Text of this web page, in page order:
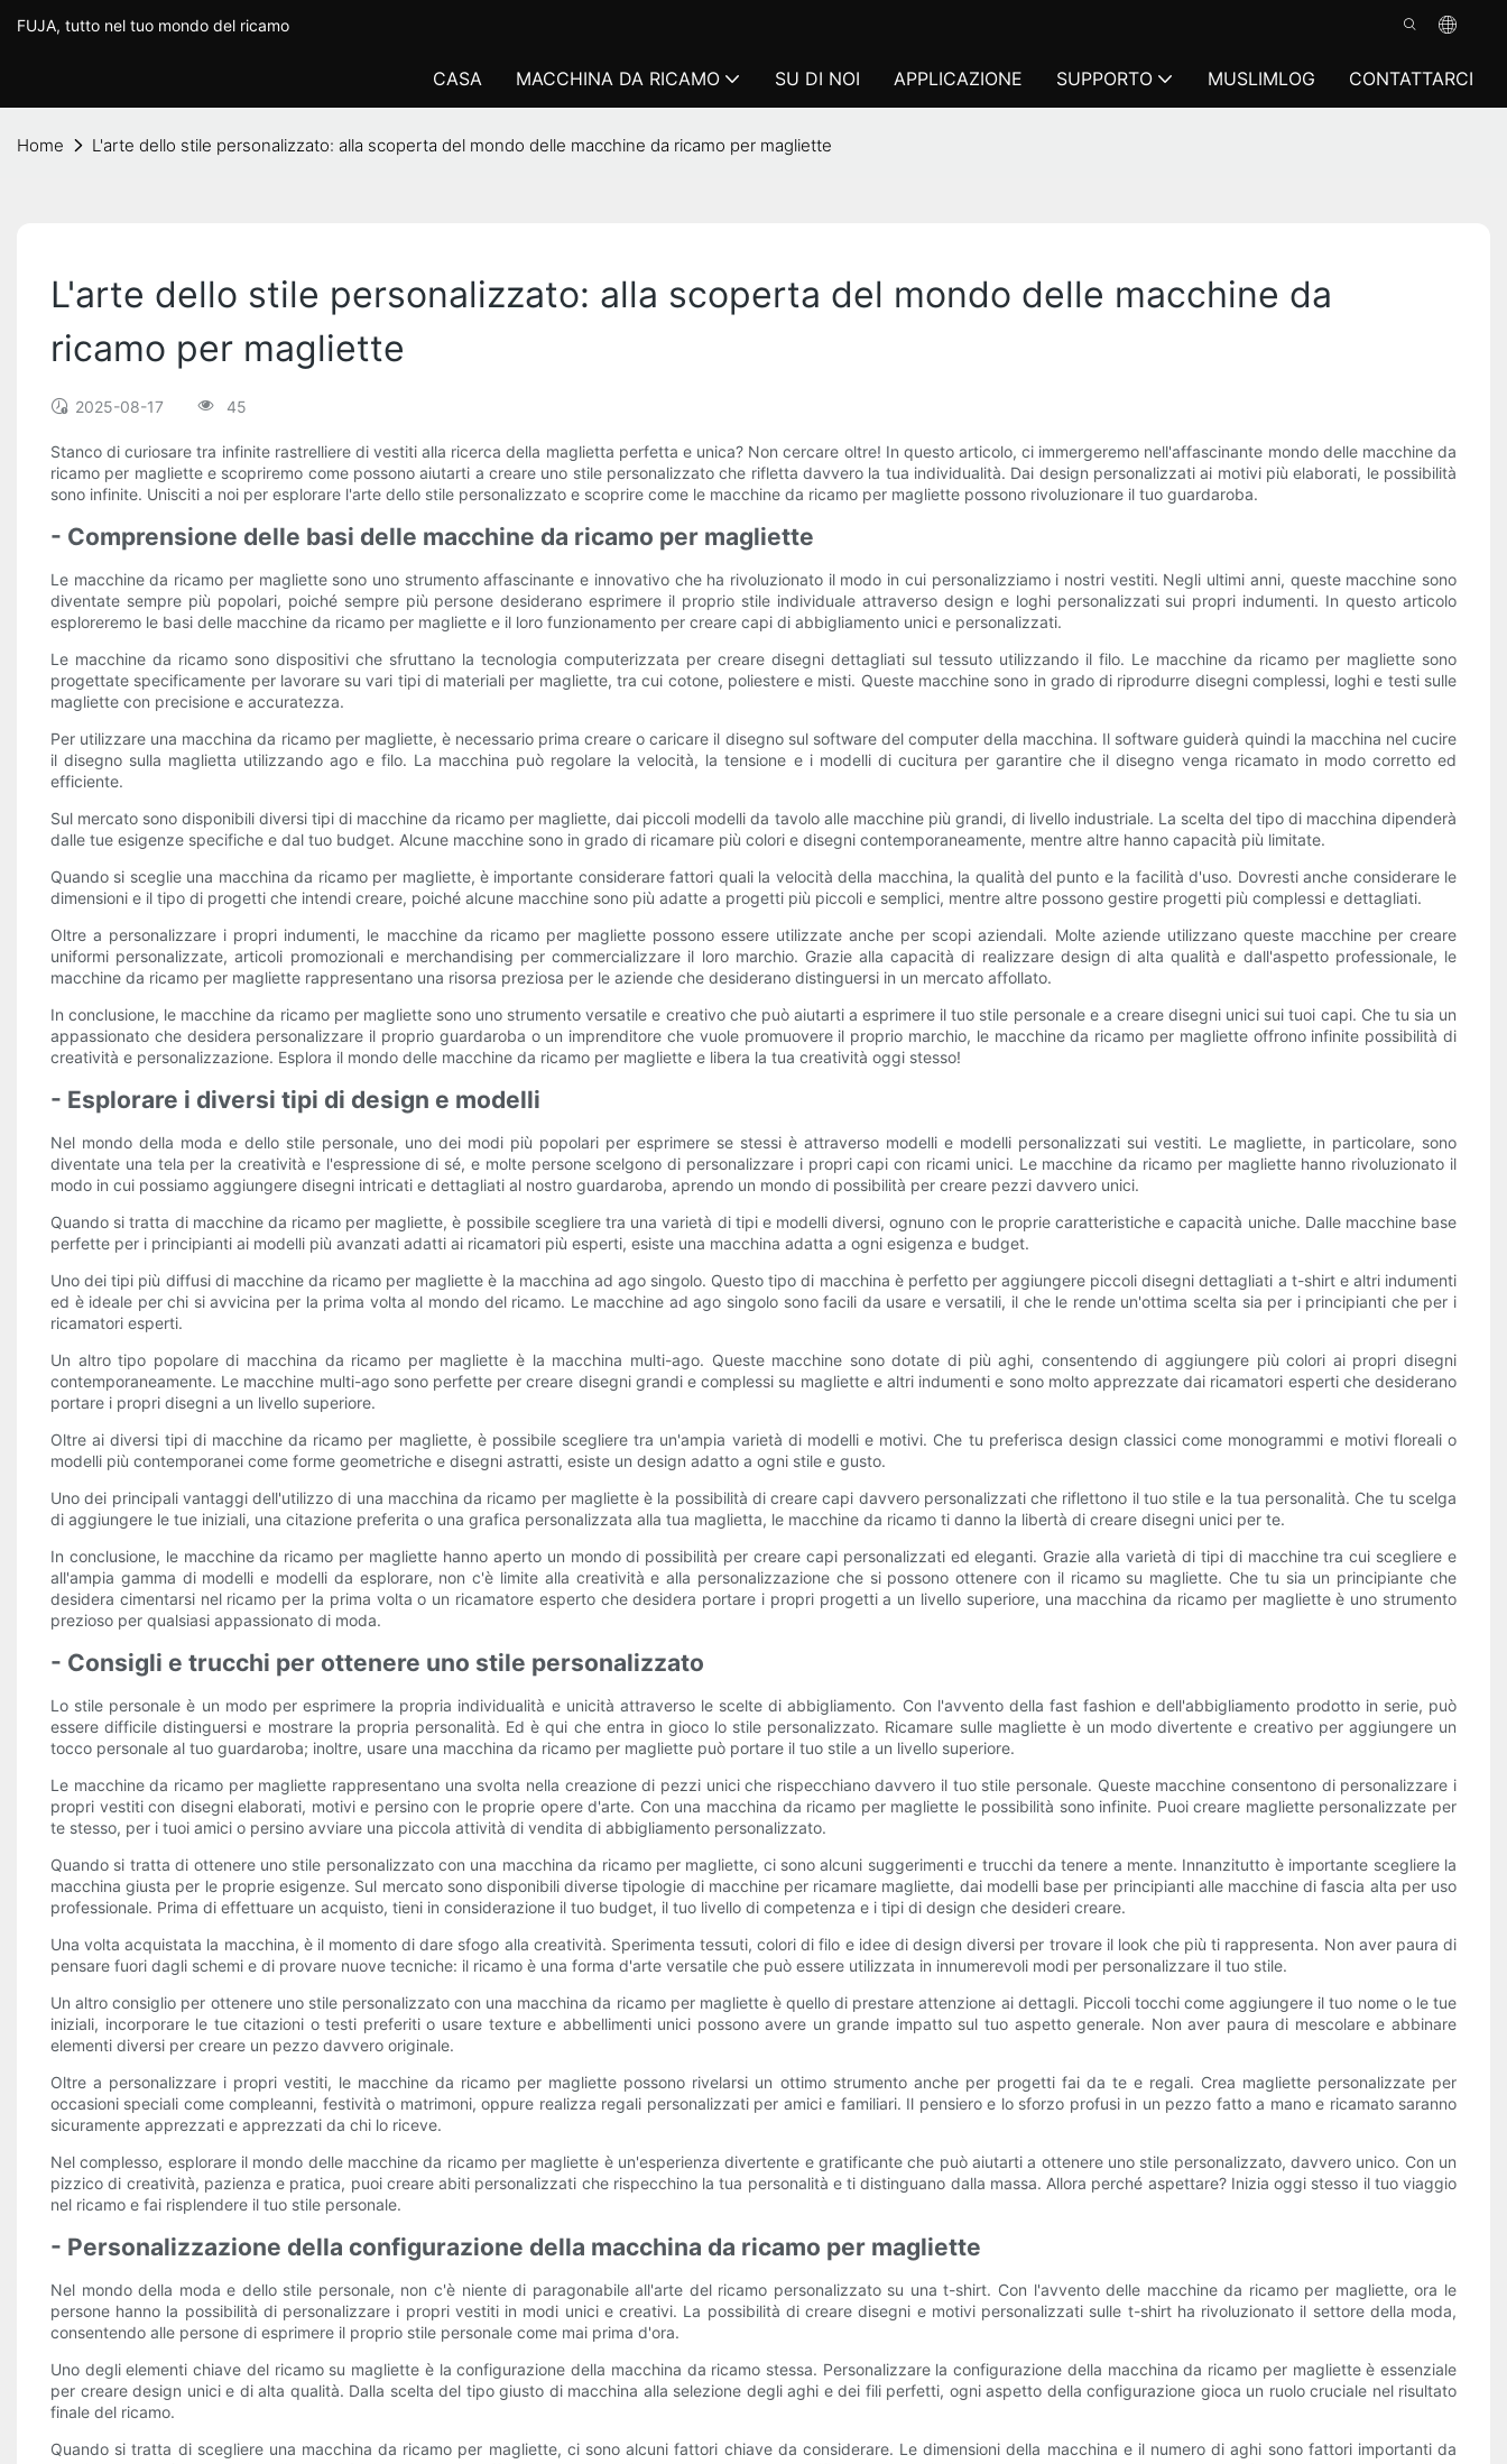
FUJA, tutto nel tuo mondo del ricamo
CASA MACCHINA DA RICAMO SU DI NOI APPLICAZIONE SUPPORTO MUSLIMLOG CONTATTARCI
Home L'arte dello stile personalizzato: alla scoperta del mondo delle macchine da ricamo per magliette
L'arte dello stile personalizzato: alla scoperta del mondo delle macchine da
ricamo per magliette
2025-08-17 45
Stanco di curiosare tra infinite rastrelliere di vestiti alla ricerca della maglietta perfetta e unica? Non cercare oltre! In questo articolo, ci immergeremo nell'affascinante mondo delle macchine da
ricamo per magliette e scopriremo come possono aiutarti a creare uno stile personalizzato che rifletta davvero la tua individualità. Dai design personalizzati ai motivi più elaborati, le possibilità
sono infinite. Unisciti a noi per esplorare l'arte dello stile personalizzato e scoprire come le macchine da ricamo per magliette possono rivoluzionare il tuo guardaroba.
- Comprensione delle basi delle macchine da ricamo per magliette
Le macchine da ricamo per magliette sono uno strumento affascinante e innovativo che ha rivoluzionato il modo in cui personalizziamo i nostri vestiti. Negli ultimi anni, queste macchine sono
diventate sempre più popolari, poiché sempre più persone desiderano esprimere il proprio stile individuale attraverso design e loghi personalizzati sui propri indumenti. In questo articolo
esploreremo le basi delle macchine da ricamo per magliette e il loro funzionamento per creare capi di abbigliamento unici e personalizzati.
Le macchine da ricamo sono dispositivi che sfruttano la tecnologia computerizzata per creare disegni dettagliati sul tessuto utilizzando il filo. Le macchine da ricamo per magliette sono
progettate specificamente per lavorare su vari tipi di materiali per magliette, tra cui cotone, poliestere e misti. Queste macchine sono in grado di riprodurre disegni complessi, loghi e testi sulle
magliette con precisione e accuratezza.
Per utilizzare una macchina da ricamo per magliette, è necessario prima creare o caricare il disegno sul software del computer della macchina. Il software guiderà quindi la macchina nel cucire
il disegno sulla maglietta utilizzando ago e filo. La macchina può regolare la velocità, la tensione e i modelli di cucitura per garantire che il disegno venga ricamato in modo corretto ed
efficiente.
Sul mercato sono disponibili diversi tipi di macchine da ricamo per magliette, dai piccoli modelli da tavolo alle macchine più grandi, di livello industriale. La scelta del tipo di macchina dipenderà
dalle tue esigenze specifiche e dal tuo budget. Alcune macchine sono in grado di ricamare più colori e disegni contemporaneamente, mentre altre hanno capacità più limitate.
Quando si sceglie una macchina da ricamo per magliette, è importante considerare fattori quali la velocità della macchina, la qualità del punto e la facilità d'uso. Dovresti anche considerare le
dimensioni e il tipo di progetti che intendi creare, poiché alcune macchine sono più adatte a progetti più piccoli e semplici, mentre altre possono gestire progetti più complessi e dettagliati.
Oltre a personalizzare i propri indumenti, le macchine da ricamo per magliette possono essere utilizzate anche per scopi aziendali. Molte aziende utilizzano queste macchine per creare
uniformi personalizzate, articoli promozionali e merchandising per commercializzare il loro marchio. Grazie alla capacità di realizzare design di alta qualità e dall'aspetto professionale, le
macchine da ricamo per magliette rappresentano una risorsa preziosa per le aziende che desiderano distinguersi in un mercato affollato.
In conclusione, le macchine da ricamo per magliette sono uno strumento versatile e creativo che può aiutarti a esprimere il tuo stile personale e a creare disegni unici sui tuoi capi. Che tu sia un
appassionato che desidera personalizzare il proprio guardaroba o un imprenditore che vuole promuovere il proprio marchio, le macchine da ricamo per magliette offrono infinite possibilità di
creatività e personalizzazione. Esplora il mondo delle macchine da ricamo per magliette e libera la tua creatività oggi stesso!
- Esplorare i diversi tipi di design e modelli
Nel mondo della moda e dello stile personale, uno dei modi più popolari per esprimere se stessi è attraverso modelli e modelli personalizzati sui vestiti. Le magliette, in particolare, sono
diventate una tela per la creatività e l'espressione di sé, e molte persone scelgono di personalizzare i propri capi con ricami unici. Le macchine da ricamo per magliette hanno rivoluzionato il
modo in cui possiamo aggiungere disegni intricati e dettagliati al nostro guardaroba, aprendo un mondo di possibilità per creare pezzi davvero unici.
Quando si tratta di macchine da ricamo per magliette, è possibile scegliere tra una varietà di tipi e modelli diversi, ognuno con le proprie caratteristiche e capacità uniche. Dalle macchine base
perfette per i principianti ai modelli più avanzati adatti ai ricamatori più esperti, esiste una macchina adatta a ogni esigenza e budget.
Uno dei tipi più diffusi di macchine da ricamo per magliette è la macchina ad ago singolo. Questo tipo di macchina è perfetto per aggiungere piccoli disegni dettagliati a t-shirt e altri indumenti
ed è ideale per chi si avvicina per la prima volta al mondo del ricamo. Le macchine ad ago singolo sono facili da usare e versatili, il che le rende un'ottima scelta sia per i principianti che per i
ricamatori esperti.
Un altro tipo popolare di macchina da ricamo per magliette è la macchina multi-ago. Queste macchine sono dotate di più aghi, consentendo di aggiungere più colori ai propri disegni
contemporaneamente. Le macchine multi-ago sono perfette per creare disegni grandi e complessi su magliette e altri indumenti e sono molto apprezzate dai ricamatori esperti che desiderano
portare i propri disegni a un livello superiore.
Oltre ai diversi tipi di macchine da ricamo per magliette, è possibile scegliere tra un'ampia varietà di modelli e motivi. Che tu preferisca design classici come monogrammi e motivi floreali o
modelli più contemporanei come forme geometriche e disegni astratti, esiste un design adatto a ogni stile e gusto.
Uno dei principali vantaggi dell'utilizzo di una macchina da ricamo per magliette è la possibilità di creare capi davvero personalizzati che riflettono il tuo stile e la tua personalità. Che tu scelga
di aggiungere le tue iniziali, una citazione preferita o una grafica personalizzata alla tua maglietta, le macchine da ricamo ti danno la libertà di creare disegni unici per te.
In conclusione, le macchine da ricamo per magliette hanno aperto un mondo di possibilità per creare capi personalizzati ed eleganti. Grazie alla varietà di tipi di macchine tra cui scegliere e
all'ampia gamma di modelli e modelli da esplorare, non c'è limite alla creatività e alla personalizzazione che si possono ottenere con il ricamo su magliette. Che tu sia un principiante che
desidera cimentarsi nel ricamo per la prima volta o un ricamatore esperto che desidera portare i propri progetti a un livello superiore, una macchina da ricamo per magliette è uno strumento
prezioso per qualsiasi appassionato di moda.
- Consigli e trucchi per ottenere uno stile personalizzato
Lo stile personale è un modo per esprimere la propria individualità e unicità attraverso le scelte di abbigliamento. Con l'avvento della fast fashion e dell'abbigliamento prodotto in serie, può
essere difficile distinguersi e mostrare la propria personalità. Ed è qui che entra in gioco lo stile personalizzato. Ricamare sulle magliette è un modo divertente e creativo per aggiungere un
tocco personale al tuo guardaroba; inoltre, usare una macchina da ricamo per magliette può portare il tuo stile a un livello superiore.
Le macchine da ricamo per magliette rappresentano una svolta nella creazione di pezzi unici che rispecchiano davvero il tuo stile personale. Queste macchine consentono di personalizzare i
propri vestiti con disegni elaborati, motivi e persino con le proprie opere d'arte. Con una macchina da ricamo per magliette le possibilità sono infinite. Puoi creare magliette personalizzate per
te stesso, per i tuoi amici o persino avviare una piccola attività di vendita di abbigliamento personalizzato.
Quando si tratta di ottenere uno stile personalizzato con una macchina da ricamo per magliette, ci sono alcuni suggerimenti e trucchi da tenere a mente. Innanzitutto è importante scegliere la
macchina giusta per le proprie esigenze. Sul mercato sono disponibili diverse tipologie di macchine per ricamare magliette, dai modelli base per principianti alle macchine di fascia alta per uso
professionale. Prima di effettuare un acquisto, tieni in considerazione il tuo budget, il tuo livello di competenza e i tipi di design che desideri creare.
Una volta acquistata la macchina, è il momento di dare sfogo alla creatività. Sperimenta tessuti, colori di filo e idee di design diversi per trovare il look che più ti rappresenta. Non aver paura di
pensare fuori dagli schemi e di provare nuove tecniche: il ricamo è una forma d'arte versatile che può essere utilizzata in innumerevoli modi per personalizzare il tuo stile.
Un altro consiglio per ottenere uno stile personalizzato con una macchina da ricamo per magliette è quello di prestare attenzione ai dettagli. Piccoli tocchi come aggiungere il tuo nome o le tue
iniziali, incorporare le tue citazioni o testi preferiti o usare texture e abbellimenti unici possono avere un grande impatto sul tuo aspetto generale. Non aver paura di mescolare e abbinare
elementi diversi per creare un pezzo davvero originale.
Oltre a personalizzare i propri vestiti, le macchine da ricamo per magliette possono rivelarsi un ottimo strumento anche per progetti fai da te e regali. Crea magliette personalizzate per
occasioni speciali come compleanni, festività o matrimoni, oppure realizza regali personalizzati per amici e familiari. Il pensiero e lo sforzo profusi in un pezzo fatto a mano e ricamato saranno
sicuramente apprezzati e apprezzati da chi lo riceve.
Nel complesso, esplorare il mondo delle macchine da ricamo per magliette è un'esperienza divertente e gratificante che può aiutarti a ottenere uno stile personalizzato, davvero unico. Con un
pizzico di creatività, pazienza e pratica, puoi creare abiti personalizzati che rispecchino la tua personalità e ti distinguano dalla massa. Allora perché aspettare? Inizia oggi stesso il tuo viaggio
nel ricamo e fai risplendere il tuo stile personale.
- Personalizzazione della configurazione della macchina da ricamo per magliette
Nel mondo della moda e dello stile personale, non c'è niente di paragonabile all'arte del ricamo personalizzato su una t-shirt. Con l'avvento delle macchine da ricamo per magliette, ora le
persone hanno la possibilità di personalizzare i propri vestiti in modi unici e creativi. La possibilità di creare disegni e motivi personalizzati sulle t-shirt ha rivoluzionato il settore della moda,
consentendo alle persone di esprimere il proprio stile personale come mai prima d'ora.
Uno degli elementi chiave del ricamo su magliette è la configurazione della macchina da ricamo stessa. Personalizzare la configurazione della macchina da ricamo per magliette è essenziale
per creare design unici e di alta qualità. Dalla scelta del tipo giusto di macchina alla selezione degli aghi e dei fili perfetti, ogni aspetto della configurazione gioca un ruolo cruciale nel risultato
finale del ricamo.
Quando si tratta di scegliere una macchina da ricamo per magliette, ci sono alcuni fattori chiave da considerare. Le dimensioni della macchina e il numero di aghi sono fattori importanti da